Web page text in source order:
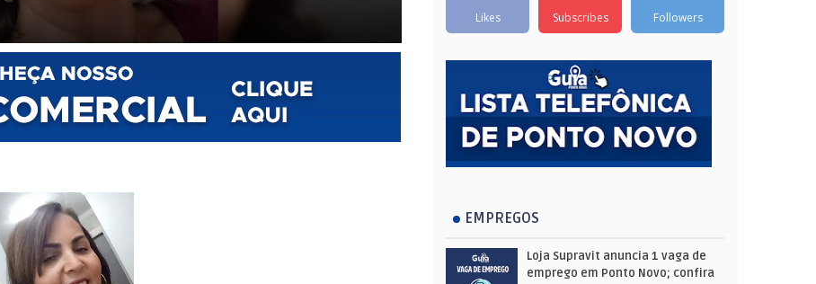
Likes Subscribes Followers
EMPREGOS
Loja Supravit anuncia 1 vaga de
emprego em Ponto Novo; confira